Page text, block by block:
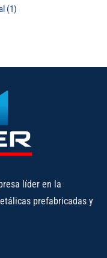
(1)
líder en la
prefabricadas y